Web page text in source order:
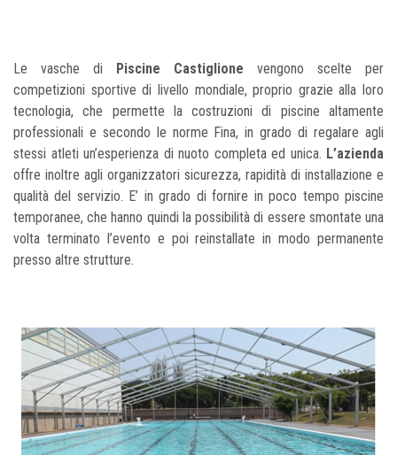
Le vasche di Piscine Castiglione vengono scelte per
competizioni sportive di livello mondiale, proprio grazie alla loro
tecnologia, che permette la costruzioni di piscine altamente
professionali e secondo le norme Fina, in grado di regalare agli
stessi atleti un’esperienza di nuoto completa ed unica. L’azienda
offre inoltre agli organizzatori sicurezza, rapidità di installazione e
qualità del servizio. E’ in grado di fornire in poco tempo piscine
temporanee, che hanno quindi la possibilità di essere smontate una
volta terminato l’evento e poi reinstallate in modo permanente
presso altre strutture.